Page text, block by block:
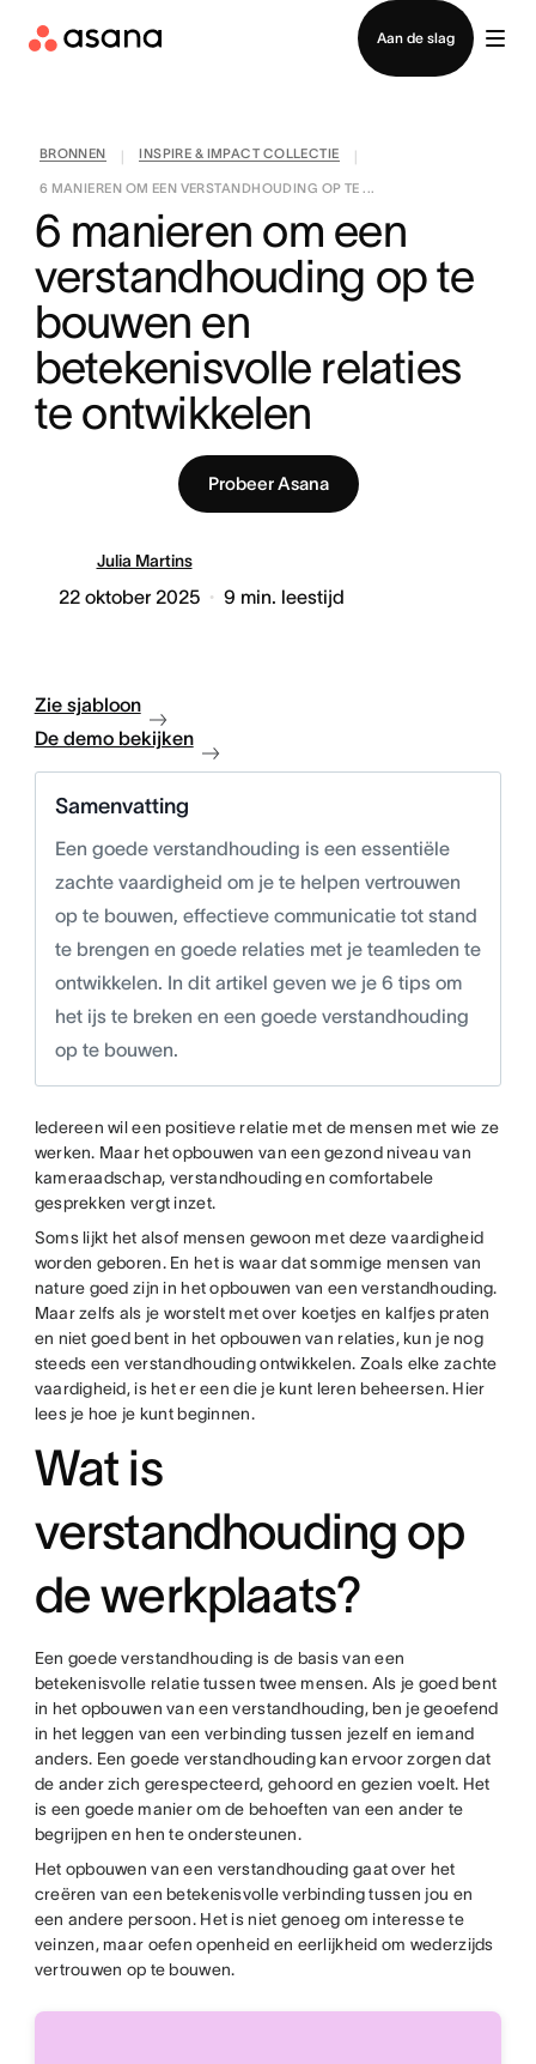
Aan de slag
Contact opnemen met verkoop
BRONNEN INSPIRE & IMPACT COLLECTIE
6 MANIEREN OM EEN VERSTANDHOUDING OP TE ...
6 manieren om een
verstandhouding op te
bouwen en
betekenisvolle relaties
te ontwikkelen
Probeer Asana
Julia Martins
22 oktober 2025 9 min. leestijd
Zie sjabloon
De demo bekijken
Samenvatting
Een goede verstandhouding is een essentiële
zachte vaardigheid om je te helpen vertrouwen
op te bouwen, effectieve communicatie tot stand
te brengen en goede relaties met je teamleden te
ontwikkelen. In dit artikel geven we je 6 tips om
het ijs te breken en een goede verstandhouding
op te bouwen.
Iedereen wil een positieve relatie met de mensen met wie ze
werken. Maar het opbouwen van een gezond niveau van
kameraadschap, verstandhouding en comfortabele
gesprekken vergt inzet.
Soms lijkt het alsof mensen gewoon met deze vaardigheid
worden geboren. En het is waar dat sommige mensen van
nature goed zijn in het opbouwen van een verstandhouding.
Maar zelfs als je worstelt met over koetjes en kalfjes praten
en niet goed bent in het opbouwen van relaties, kun je nog
steeds een verstandhouding ontwikkelen. Zoals elke zachte
vaardigheid, is het er een die je kunt leren beheersen. Hier
lees je hoe je kunt beginnen.
Wat is
verstandhouding op
de werkplaats?
Een goede verstandhouding is de basis van een
betekenisvolle relatie tussen twee mensen. Als je goed bent
in het opbouwen van een verstandhouding, ben je geoefend
in het leggen van een verbinding tussen jezelf en iemand
anders. Een goede verstandhouding kan ervoor zorgen dat
de ander zich gerespecteerd, gehoord en gezien voelt. Het
is een goede manier om de behoeften van een ander te
begrijpen en hen te ondersteunen.
Het opbouwen van een verstandhouding gaat over het
creëren van een betekenisvolle verbinding tussen jou en
een andere persoon. Het is niet genoeg om interesse te
veinzen, maar oefen openheid en eerlijkheid om wederzijds
vertrouwen op te bouwen.